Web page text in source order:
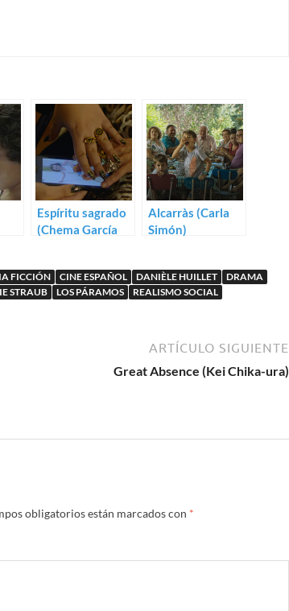
Espíritu sagrado
(Chema García
Alcarràs (Carla
Simón)
FICCIÓN CINE ESPAÑOL DANIÈLE HUILLET
DRAMA
STRAUB LOS PÁRAMOS REALISMO SOCIAL
ARTÍCULO SIGUIENTE
Great Absence (Kei Chika-ura)
obligatorios están marcados con *